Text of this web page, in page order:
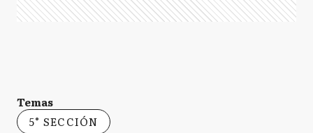
Temas
5° SECCIÓN